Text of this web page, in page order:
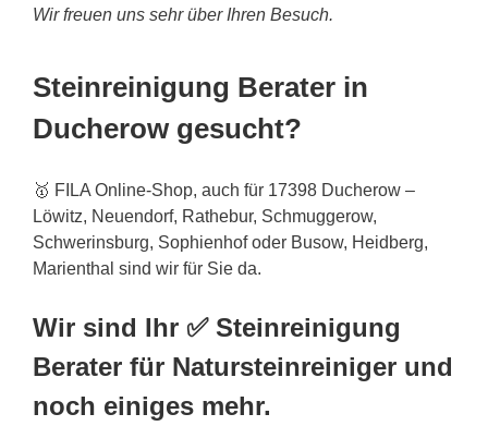
Wir freuen uns sehr über Ihren Besuch.
Steinreinigung Berater in
Ducherow gesucht?
🥇 FILA Online-Shop, auch für 17398 Ducherow –
Löwitz, Neuendorf, Rathebur, Schmuggerow,
Schwerinsburg, Sophienhof oder Busow, Heidberg,
Marienthal sind wir für Sie da.
Wir sind Ihr ✅ Steinreinigung
Berater für Natursteinreiniger und
noch einiges mehr.